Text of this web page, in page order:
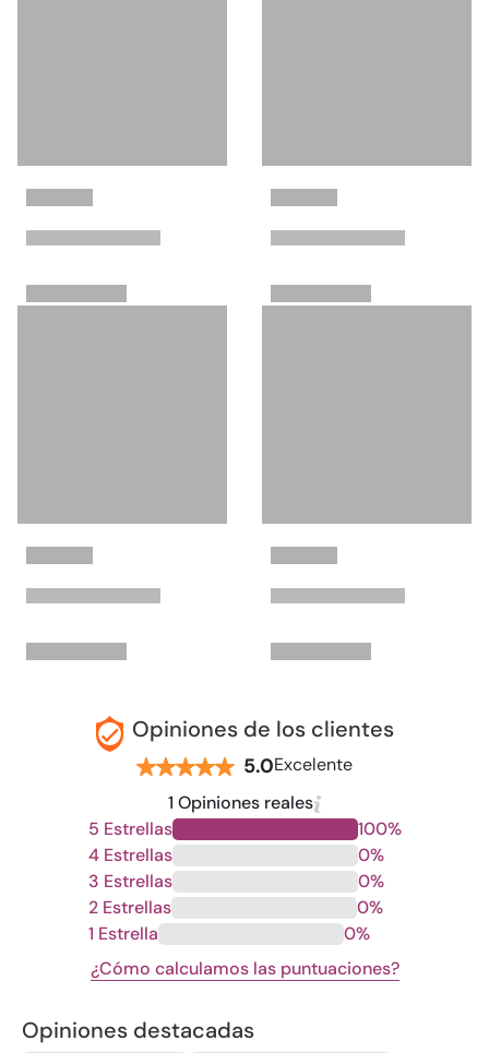
Opiniones de los clientes
5.0Excelente
1 Opiniones reales
5 Estrellas
100%
4 Estrellas
0%
3 Estrellas
0%
2 Estrellas
0%
1 Estrella
0%
¿Cómo calculamos las puntuaciones?
Opiniones destacadas